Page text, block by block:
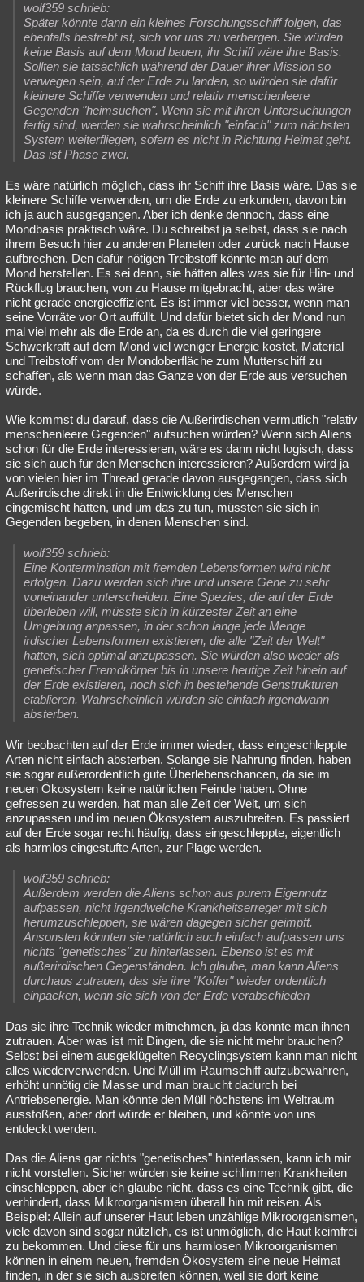
wolf359 schrieb:
Später könnte dann ein kleines Forschungsschiff folgen, das
ebenfalls bestrebt ist, sich vor uns zu verbergen. Sie würden
keine Basis auf dem Mond bauen, ihr Schiff wäre ihre Basis.
Sollten sie tatsächlich während der Dauer ihrer Mission so
verwegen sein, auf der Erde zu landen, so würden sie dafür
kleinere Schiffe verwenden und relativ menschenleere
Gegenden "heimsuchen". Wenn sie mit ihren Untersuchungen
fertig sind, werden sie wahrscheinlich "einfach" zum nächsten
System weiterfliegen, sofern es nicht in Richtung Heimat geht.
Das ist Phase zwei.
Es wäre natürlich möglich, dass ihr Schiff ihre Basis wäre. Das sie
kleinere Schiffe verwenden, um die Erde zu erkunden, davon bin
ich ja auch ausgegangen. Aber ich denke dennoch, dass eine
Mondbasis praktisch wäre. Du schreibst ja selbst, dass sie nach
ihrem Besuch hier zu anderen Planeten oder zurück nach Hause
aufbrechen. Den dafür nötigen Treibstoff könnte man auf dem
Mond herstellen. Es sei denn, sie hätten alles was sie für Hin- und
Rückflug brauchen, von zu Hause mitgebracht, aber das wäre
nicht gerade energieeffizient. Es ist immer viel besser, wenn man
seine Vorräte vor Ort auffüllt. Und dafür bietet sich der Mond nun
mal viel mehr als die Erde an, da es durch die viel geringere
Schwerkraft auf dem Mond viel weniger Energie kostet, Material
und Treibstoff vom der Mondoberfläche zum Mutterschiff zu
schaffen, als wenn man das Ganze von der Erde aus versuchen
würde.
Wie kommst du darauf, dass die Außerirdischen vermutlich "relativ
menschenleere Gegenden" aufsuchen würden? Wenn sich Aliens
schon für die Erde interessieren, wäre es dann nicht logisch, dass
sie sich auch für den Menschen interessieren? Außerdem wird ja
von vielen hier im Thread gerade davon ausgegangen, dass sich
Außerirdische direkt in die Entwicklung des Menschen
eingemischt hätten, und um das zu tun, müssten sie sich in
Gegenden begeben, in denen Menschen sind.
wolf359 schrieb:
Eine Kontermination mit fremden Lebensformen wird nicht
erfolgen. Dazu werden sich ihre und unsere Gene zu sehr
voneinander unterscheiden. Eine Spezies, die auf der Erde
überleben will, müsste sich in kürzester Zeit an eine
Umgebung anpassen, in der schon lange jede Menge
irdischer Lebensformen existieren, die alle "Zeit der Welt"
hatten, sich optimal anzupassen. Sie würden also weder als
genetischer Fremdkörper bis in unsere heutige Zeit hinein auf
der Erde existieren, noch sich in bestehende Genstrukturen
etablieren. Wahrscheinlich würden sie einfach irgendwann
absterben.
Wir beobachten auf der Erde immer wieder, dass eingeschleppte
Arten nicht einfach absterben. Solange sie Nahrung finden, haben
sie sogar außerordentlich gute Überlebenschancen, da sie im
neuen Ökosystem keine natürlichen Feinde haben. Ohne
gefressen zu werden, hat man alle Zeit der Welt, um sich
anzupassen und im neuen Ökosystem auszubreiten. Es passiert
auf der Erde sogar recht häufig, dass eingeschleppte, eigentlich
als harmlos eingestufte Arten, zur Plage werden.
wolf359 schrieb:
Außerdem werden die Aliens schon aus purem Eigennutz
aufpassen, nicht irgendwelche Krankheitserreger mit sich
herumzuschleppen, sie wären dagegen sicher geimpft.
Ansonsten könnten sie natürlich auch einfach aufpassen uns
nichts "genetisches" zu hinterlassen. Ebenso ist es mit
außerirdischen Gegenständen. Ich glaube, man kann Aliens
durchaus zutrauen, das sie ihre "Koffer" wieder ordentlich
einpacken, wenn sie sich von der Erde verabschieden
Das sie ihre Technik wieder mitnehmen, ja das könnte man ihnen
zutrauen. Aber was ist mit Dingen, die sie nicht mehr brauchen?
Selbst bei einem ausgeklügelten Recyclingsystem kann man nicht
alles wiederverwenden. Und Müll im Raumschiff aufzubewahren,
erhöht unnötig die Masse und man braucht dadurch bei
Antriebsenergie. Man könnte den Müll höchstens im Weltraum
ausstoßen, aber dort würde er bleiben, und könnte von uns
entdeckt werden.
Das die Aliens gar nichts "genetisches" hinterlassen, kann ich mir
nicht vorstellen. Sicher würden sie keine schlimmen Krankheiten
einschleppen, aber ich glaube nicht, dass es eine Technik gibt, die
verhindert, dass Mikroorganismen überall hin mit reisen. Als
Beispiel: Allein auf unserer Haut leben unzählige Mikroorganismen,
viele davon sind sogar nützlich, es ist unmöglich, die Haut keimfrei
zu bekommen. Und diese für uns harmlosen Mikroorganismen
können in einem neuen, fremden Ökosystem eine neue Heimat
finden, in der sie sich ausbreiten können, weil sie dort keine